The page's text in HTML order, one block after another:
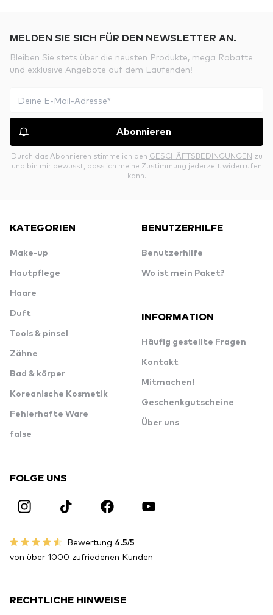
MELDEN SIE SICH FÜR DEN NEWSLETTER AN.
Bleiben Sie stets über die neusten Produkte, mega Rabatte
und exklusive Angebote auf dem Laufenden!
Abonnieren
Durch das Abonnieren stimme ich den GESCHÄFTSBEDINGUNGEN zu
und bin mir bewusst, dass ich meine Zustimmung jederzeit widerrufen
kann.
KATEGORIEN
Make-up
Hautpflege
Haare
Duft
Tools & pinsel
Zähne
Bad & körper
Koreanische Kosmetik
Fehlerhafte Ware
false
BENUTZERHILFE
Benutzerhilfe
Wo ist mein Paket?
INFORMATION
Häufig gestellte Fragen
Kontakt
Mitmachen!
Geschenkgutscheine
Über uns
FOLGE UNS
Bewertung 4.5/5
von über 1000 zufriedenen Kunden
RECHTLICHE HINWEISE